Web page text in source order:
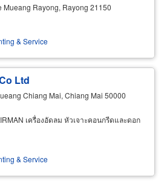
Mueang Rayong, Rayong 21150
& Service
Ltd
Chiang Mai, Chiang Mai 50000
เครื่องอัดลม หัวเจาะคอนกรีดและดอก
& Service